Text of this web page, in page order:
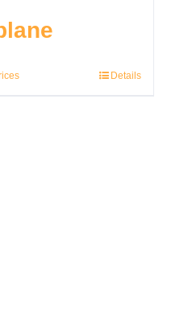
Details